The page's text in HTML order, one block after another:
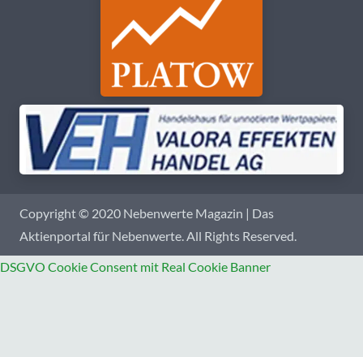
Copyright © 2020 Nebenwerte Magazin | Das
Aktienportal für Nebenwerte. All Rights Reserved.
DSGVO Cookie Consent mit Real Cookie Banner